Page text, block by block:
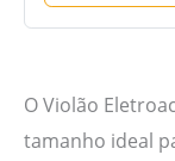
O Violão
tamanho ideal